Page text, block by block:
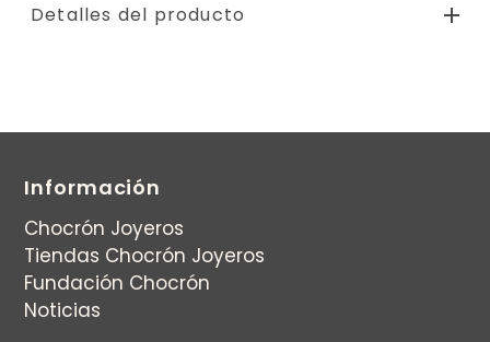
Detalles del producto
Información
Chocrón Joyeros
Tiendas Chocrón Joyeros
Fundación Chocrón
Noticias